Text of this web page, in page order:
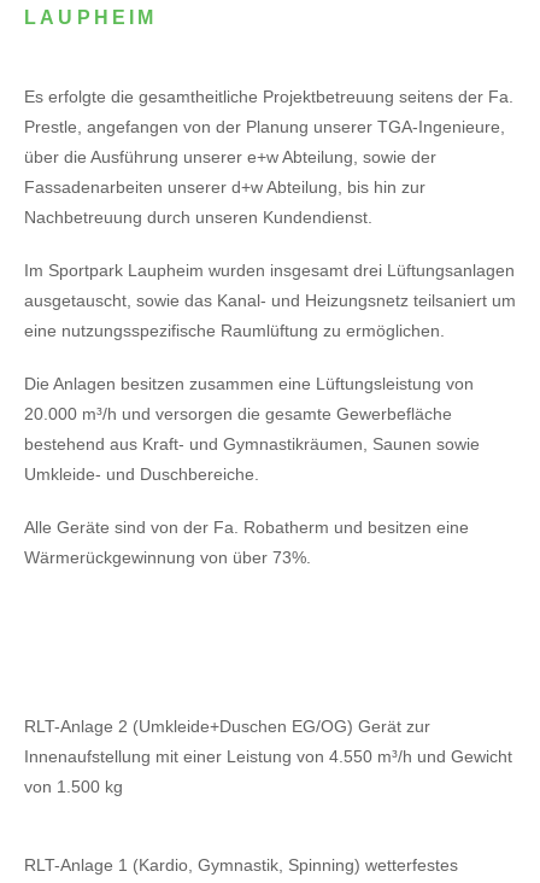
LAUPHEIM
Es erfolgte die gesamtheitliche Projektbetreuung seitens der Fa.
Prestle, angefangen von der Planung unserer TGA-Ingenieure,
über die Ausführung unserer e+w Abteilung, sowie der
Fassadenarbeiten unserer d+w Abteilung, bis hin zur
Nachbetreuung durch unseren Kundendienst.
Im Sportpark Laupheim wurden insgesamt drei Lüftungsanlagen
ausgetauscht, sowie das Kanal- und Heizungsnetz teilsaniert um
eine nutzungsspezifische Raumlüftung zu ermöglichen.
Die Anlagen besitzen zusammen eine Lüftungsleistung von
20.000 m³/h und versorgen die gesamte Gewerbefläche
bestehend aus Kraft- und Gymnastikräumen, Saunen sowie
Umkleide- und Duschbereiche.
Alle Geräte sind von der Fa. Robatherm und besitzen eine
Wärmerückgewinnung von über 73%.
RLT-Anlage 2 (Umkleide+Duschen EG/OG) Gerät zur
Innenaufstellung mit einer Leistung von 4.550 m³/h und Gewicht
von 1.500 kg
RLT-Anlage 1 (Kardio, Gymnastik, Spinning) wetterfestes